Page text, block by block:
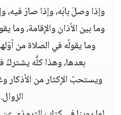
وإذا وصلَ بابَه، وإذا صارَ فيه،
وما بين الأذان والإِقامة، وما
وما يقولُه في الصلاة من
بعدها، وهذا كلُّه يشتركُ
ويستحبّ الإِكثار من الأذكار
الزوال‏.‏